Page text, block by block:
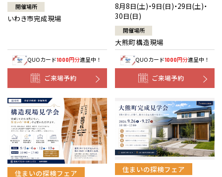
開催場所
いわき市完成現場
QUOカード1000円分進呈中！
ご来場予約
8月8日(土)・9日(日)・29日(土)・
30日(日)
開催場所
大熊町構造現場
QUOカード1000円分進呈中！
ご来場予約
住まいの探検フェア 住まいの探検フェア